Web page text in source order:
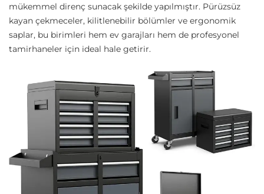
mükemmel direnç sunacak şekilde yapılmıştır. Pürüzsüz
kayan çekmeceler, kilitlenebilir bölümler ve ergonomik
saplar, bu birimleri hem ev garajları hem de profesyonel
tamirhaneler için ideal hale getirir.